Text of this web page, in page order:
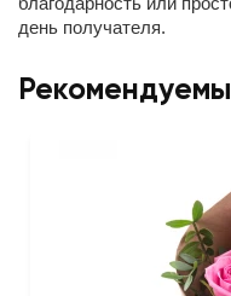
день получателя.